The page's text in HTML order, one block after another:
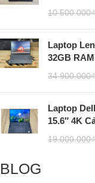
10.500.000₫
Laptop
32GB
34.900.000₫
Laptop
15.6″ 4K
19.000.000₫
BLOG